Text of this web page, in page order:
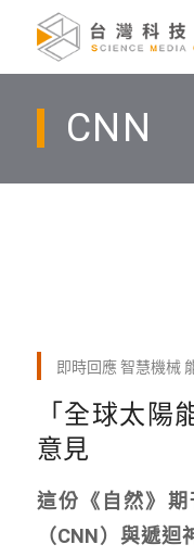
CNN
即時回應 智慧機械
「全球太陽
意見
這份《自然》
（CNN）與遞